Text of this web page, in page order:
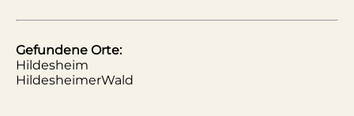
Gefundene Orte:
Hildesheim
HildesheimerWald